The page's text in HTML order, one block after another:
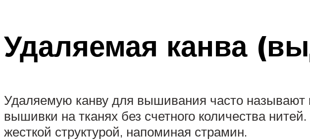
Удаляемая канва
Удаляемую канву для вышивания часто называют
вышивки на тканях без счетного количества
жесткой структурой, напоминая страмин.